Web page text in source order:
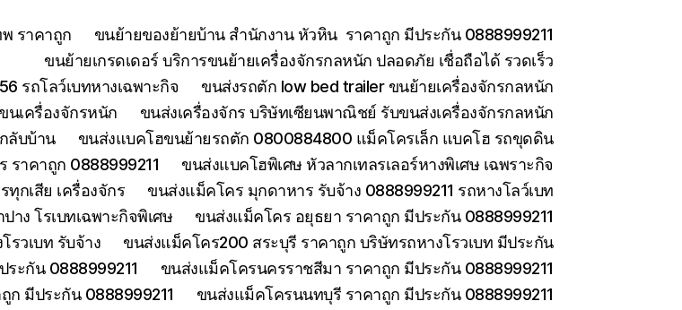
ราคาถูก
ขนย้ายของย้ายบ้าน สำนักงาน หัวหิน ราคาถูก มีประกัน 0888999211
ขนย้ายเกรดเดอร์ บริการขนย้ายเครื่องจักรกลหนัก ปลอดภัย เชื่อถือได้ รวดเร็ว
รถโลว์เบทหางเฉพาะกิจ
ขนส่งรถตัก low bed trailer ขนย้ายเครื่องจักรกลหนัก
นเครื่องจักรหนัก
ขนส่งเครื่องจักร บริษัทเซียนพาณิชย์ รับขนส่งเครื่องจักรกลหนัก
ลับบ้าน
ขนส่งแบคโฮขนย้ายรถตัก 0800884800 แม็คโครเล็ก แบคโฮ รถขุดดิน
าคาถูก 0888999211
ขนส่งแบคโฮพิเศษ หัวลากเทลรเลอร์หางพิเศษ เฉพราะกิจ
กเสีย เครื่องจักร
ขนส่งแม็คโคร มุกดาหาร รับจ้าง 0888999211 รถหางโลว์เบท
ง โรเบทเฉพาะกิจพิเศษ
ขนส่งแม็คโคร อยุธยา ราคาถูก มีประกัน 0888999211
วเบท รับจ้าง
ขนส่งแม็คโคร200 สระบุรี ราคาถูก บริษัทรถหางโรวเบท มีประกัน
ะกัน 0888999211
ขนส่งแม็คโครนครราชสีมา ราคาถูก มีประกัน 0888999211
ก มีประกัน 0888999211
ขนส่งแม็คโครนนทบุรี ราคาถูก มีประกัน 0888999211